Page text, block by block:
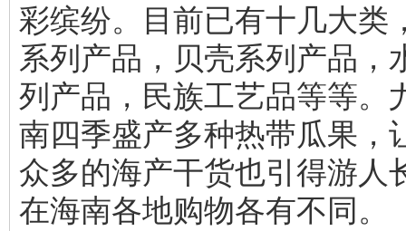
彩缤纷。目前已有十几大类
系列产品，贝壳系列产品，
列产品，民族工艺品等等。
南四季盛产多种热带瓜果，
众多的海产干货也引得游人
在海南各地购物各有不同。